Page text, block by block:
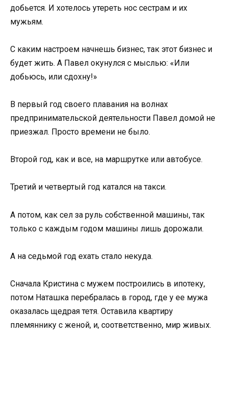
добьется. И хотелось утереть нос сестрам и их
мужьям.
С каким настроем начнешь бизнес, так этот бизнес и
будет жить. А Павел окунулся с мыслью: «Или
добьюсь, или сдохну!»
В первый год своего плавания на волнах
предпринимательской деятельности Павел домой не
приезжал. Просто времени не было.
Второй год, как и все, на маршрутке или автобусе.
Третий и четвертый год катался на такси.
А потом, как сел за руль собственной машины, так
только с каждым годом машины лишь дорожали.
А на седьмой год ехать стало некуда.
Сначала Кристина с мужем построились в ипотеку,
потом Наташка перебралась в город, где у ее мужа
оказалась щедрая тетя. Оставила квартиру
племяннику с женой, и, соответственно, мир живых.